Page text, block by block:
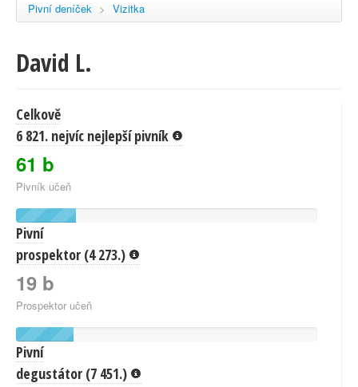
Pivní deníček > Vizitka
David L.
Celkově
6 821. nejvíc nejlepší pivník
61 b
Pivník učeň
Pivní
prospektor (4 273.)
19 b
Prospektor učeň
Pivní
degustátor (7 451.)